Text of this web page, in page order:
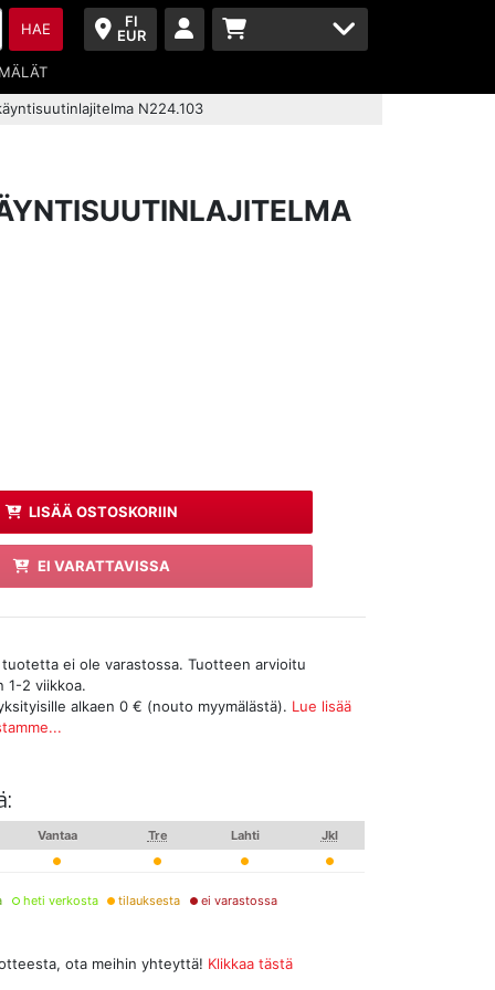
FI
EUR
HAE
N224.103
LISÄÄ OSTOSKORIIN
EI VARATTAVISSA
ei ole varastossa. Tuotteen arvioitu
1-2 viikkoa.
alkaen 0 € (nouto myymälästä). Lue lisää
Vantaa Tre Lahti Jkl
heti verkosta tilauksesta ei varastossa
ota meihin yhteyttä! Klikkaa tästä